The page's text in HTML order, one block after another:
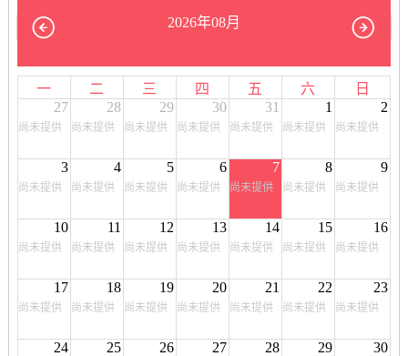
2026年08月
一 二 三 四 五 六
日
27
尚未提供
28
尚未提供
29
尚未提供
30
尚未提供
31
尚未提供
1
尚未提供
2
尚未提供
3
尚未提供
4
尚未提供
5
尚未提供
6
尚未提供
7
尚未提供
8
尚未提供
9
尚未提供
10
尚未提供
11
尚未提供
12
尚未提供
13
尚未提供
14
尚未提供
15
尚未提供
16
尚未提供
17
尚未提供
18
尚未提供
19
尚未提供
20
尚未提供
21
尚未提供
22
尚未提供
23
尚未提供
24 25 26 27 28 29 30